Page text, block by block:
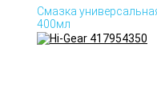
Смазка
400мл